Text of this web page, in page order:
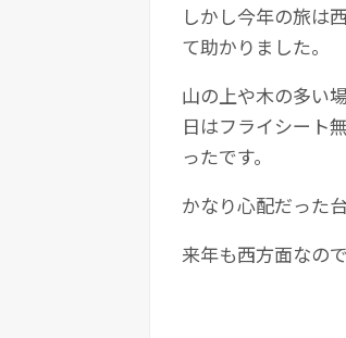
しかし今年の旅は
て助かりました。
山の上や木の多い
日はフライシート
ったです。
かなり心配だった
来年も西方面なの